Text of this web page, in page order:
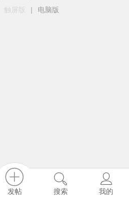
触屏版 | 电脑版
发帖 搜索 我的